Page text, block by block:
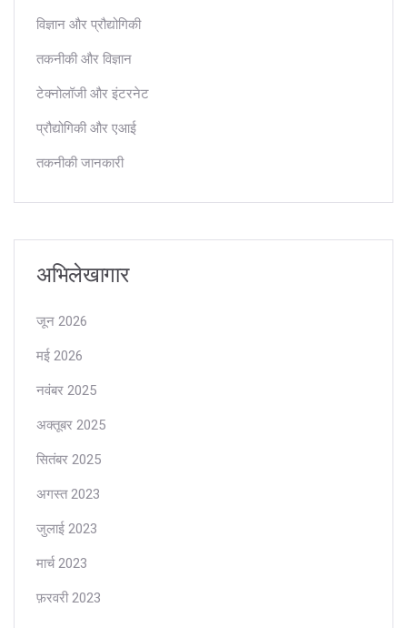
विज्ञान और प्रौद्योगिकी
तकनीकी और विज्ञान
टेक्नोलॉजी और इंटरनेट
प्रौद्योगिकी और एआई
तकनीकी जानकारी
अभिलेखागार
जून 2026
मई 2026
नवंबर 2025
अक्तूबर 2025
सितंबर 2025
अगस्त 2023
जुलाई 2023
मार्च 2023
फ़रवरी 2023